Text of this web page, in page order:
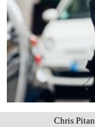
Chris